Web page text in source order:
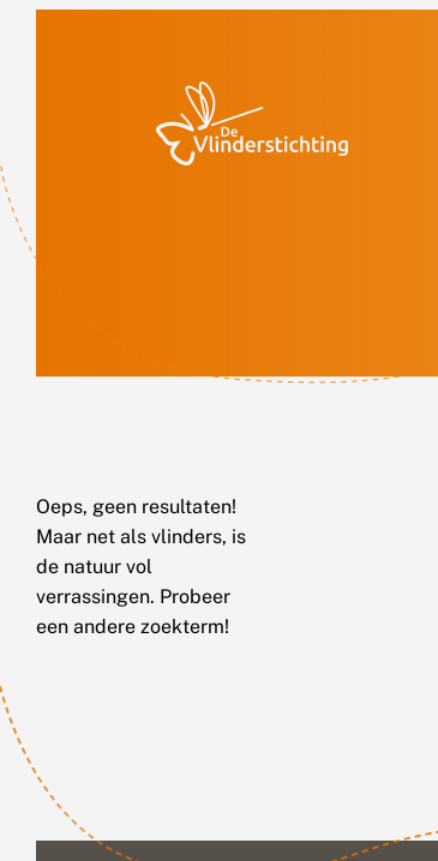
Oeps, geen resultaten!
Maar net als vlinders, is
de natuur vol
verrassingen. Probeer
een andere zoekterm!